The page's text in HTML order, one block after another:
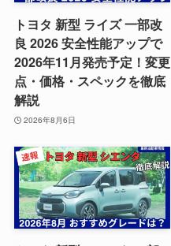
トヨタ 新型 ライズ 一部改
良 2026 安全性能アップで
2026年11月発売予定！変更
点・価格・スペックを徹底
解説
2026年8月6日